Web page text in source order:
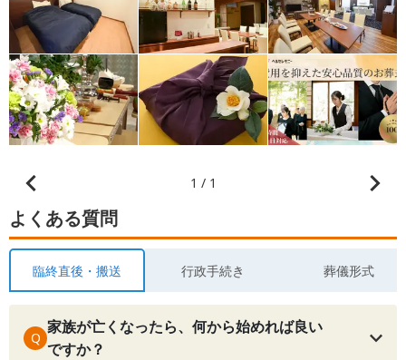
1 / 1
よくある質問
臨終直後・搬送 行政手続き 葬儀形式
Q
家族が亡くなったら、何から始めれば良い
ですか？